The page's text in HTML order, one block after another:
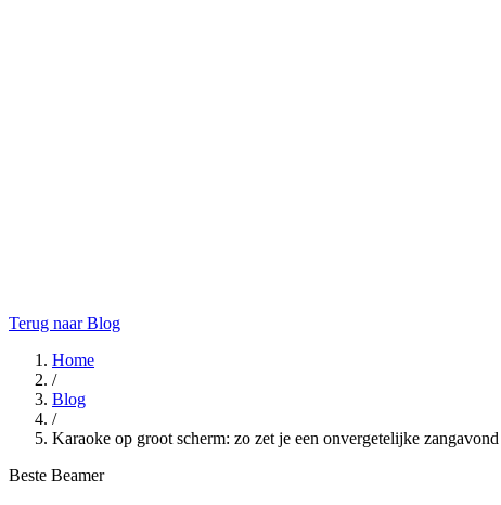
Terug naar Blog
Home
/
Blog
/
Karaoke op groot scherm: zo zet je een onvergetelijke
Beste Beamer